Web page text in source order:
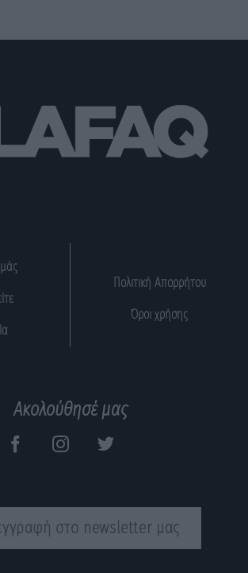
Πολιτική Απορρήτου
Όροι χρήσης
Ακολούθησέ μας
στο newsletter μας